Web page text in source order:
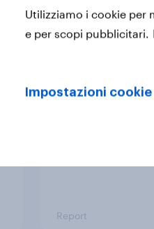
FMCG: i trend
europei 2025
Report
Utilizziamo i cookie per
e per scopi pubblicitari.
Impostazioni cookie